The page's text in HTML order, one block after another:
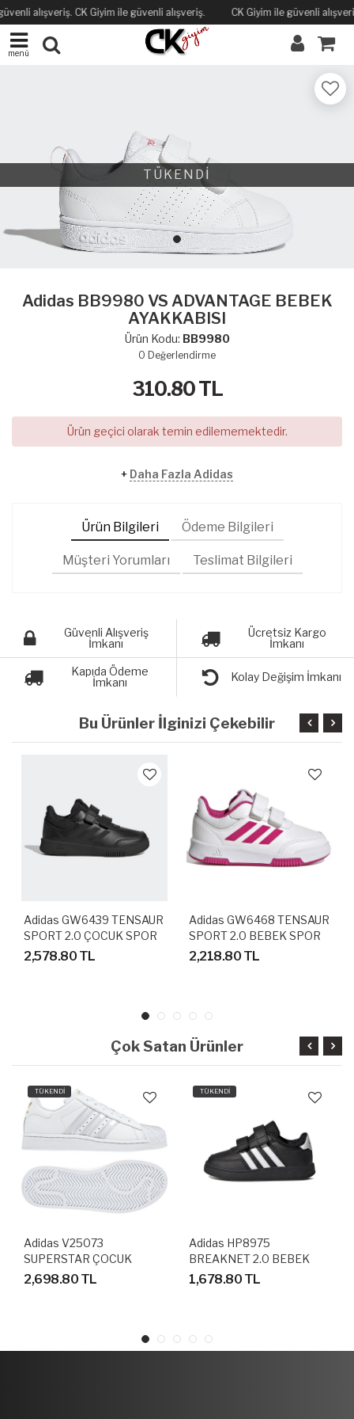
alışveriş. CK Giyim ile güvenli alışveriş. CK Giyim ile güvenli
menü
TÜKENDİ
Adidas BB9980 VS ADVANTAGE BEBEK
AYAKKABISI
Ürün Kodu: BB9980
0 Değerlendirme
310.80TL
Ürün geçici olarak temin edilememektedir.
+ Daha Fazla Adidas
Ürün Bilgileri Ödeme Bilgileri
Müşteri Yorumları Teslimat Bilgileri
Güvenli Alışveriş
İmkanı
Ücretsiz Kargo
İmkanı
Kapıda Ödeme
İmkanı
Kolay Değişim İmkanı
Bu Ürünler İlginizi Çekebilir
Adidas GW6439 TENSAUR
SPORT 2.0 ÇOCUK SPOR
AYAKKABI
2,578.80 TL
Adidas GW6468 TENSAUR
SPORT 2.0 BEBEK SPOR
AYAKKABI
2,218.80 TL
Çok Satan Ürünler
TÜKENDİ
Adidas V25073
SUPERSTAR ÇOCUK
AYAKKABI
2,698.80 TL
TÜKENDİ
Adidas HP8975
BREAKNET 2.0 BEBEK
SPOR AYAKKABI
1,678.80 TL